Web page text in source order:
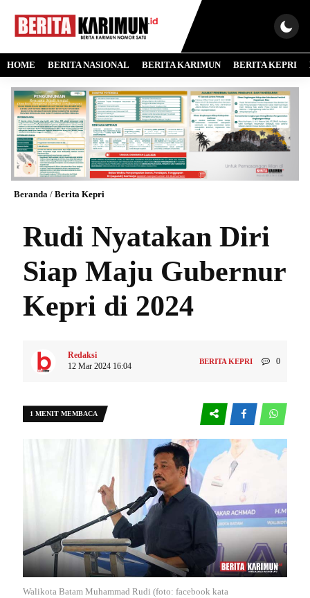
HOME BERITA NASIONAL BERITA KARIMUN BERITA KEPRI
Beranda / Berita Kepri
Rudi Nyatakan Diri
Siap Maju Gubernur
Kepri di 2024
Redaksi
12 Mar 2024 16:04
BERITA KEPRI 0
1 MENIT MEMBACA
Walikota Batam Muhammad Rudi (foto: facebook kata